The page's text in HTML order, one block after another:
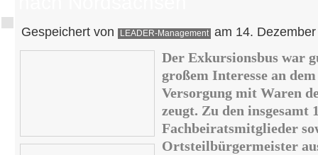
Gespeichert von LEADER-Management am 14.
Der Exkursionsbus war
großem Interesse an
Versorgung mit Waren
zeugt. Zu den insgesamt
Fachbeiratsmitglieder
Ortsteilbürgermeister